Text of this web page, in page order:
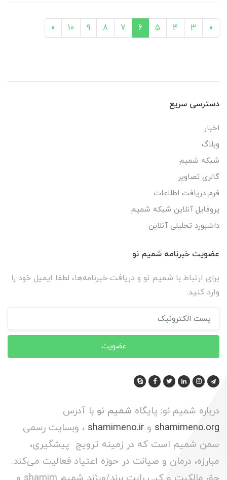
«
3
4
5
6
7
8
9
10
»
دسترسی سریع
اخبار
وبلاگ
شبکه شمیم
گالری تصاویر
فرم دریافت اطلاعات
پروفایل آنلاین شبکه شمیم
داشبورد تحلیلی آنلاین
عضویت خبرنامه شمیم نو
برای ارتباط با شمیم نو و دریافت خبرنامه‌ها، لطفا ایمیل خود را
وارد کنید.
عضویت
درباره شمیم نو: پایگاه شمیم نو با آدرس
shamimeno.org و shamimeno.ir ، وبسایت رسمی
سمن شمیم است که در زمینه ترویج پیشگیری،
مبارزه، درمان و صیانت در حوزه اعتیاد فعالیت می‌کند.